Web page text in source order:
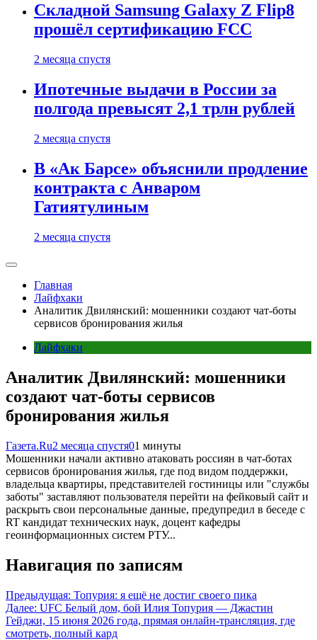
Складной Samsung Galaxy Z Flip8
прошёл сертификацию FCC
2 месяца спустя
Ипотечные выдачи в России за
полгода превысят 2,1 трлн рублей
2 месяца спустя
В «Ак Барсе» объяснили продление
контракта с Анваром
Гатиятулиным
2 месяца спустя
Главная
Лайфхаки
Аналитик Двилянский: мошенники создают чат-боты
сервисов бронирования жилья
Лайфхаки
Аналитик Двилянский: мошенники
создают чат-боты сервисов
бронирования жилья
Газета.Ru2 месяца спустя01 минуты
Мошенники начали активно атаковать россиян в чат-ботах
сервисов бронирования жилья, где под видом поддержки,
владельца квартиры, представителей гостиницы или "службы
заботы" заставляют пользователя перейти на фейковый сайт и
раскрыть свои персональные данные, предупредил в беседе с
RT кандидат технических наук, доцент кафедры
геоинформационных систем РТУ...
Навигация по записям
Предыдущая: Топурия: я ещё не достиг своего пика
Далее: UFC Белый дом, бой Илия Топурия — Джастин
Гейджи, 15 июня 2026 года, прямая онлайн-трансляция, где
смотреть, полный кард